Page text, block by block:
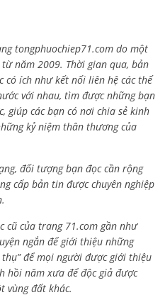
tongphuochiep71.com do một
năm 2009. Thời gian qua, bản
có ích như kết nối liên hệ các thế
với nhau, tìm được những bạn
giúp các bạn có nơi chia sẻ kinh
kỷ niệm thân thương của
đối tượng bạn đọc cần rộng
cấp bản tin được chuyên nghiệp
cũ của trang 71.com gần như
ngắn để giới thiệu những
để mọi người được giới thiệu
hồi năm xưa để độc giả được
vùng đất khác.